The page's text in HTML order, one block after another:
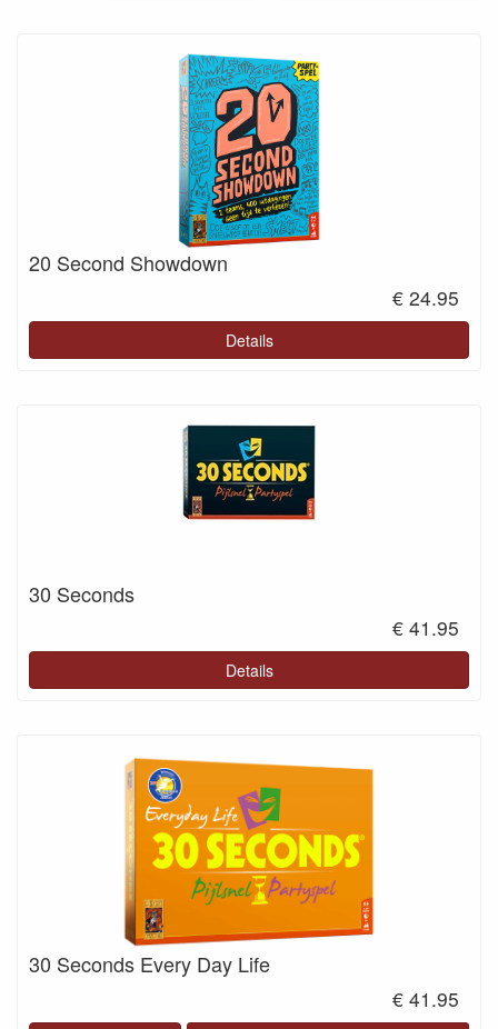
20 Second Showdown
€ 24.95
Details
30 Seconds
€ 41.95
Details
30 Seconds Every Day Life
€ 41.95